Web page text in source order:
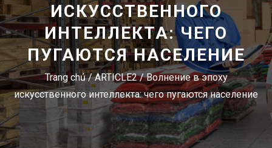
ИСКУССТВЕННОГО
ИНТЕЛЛЕКТА: ЧЕГО
ПУГАЮТСЯ НАСЕЛЕНИЕ
Trang chủ/ARTICLE2/Волнение в эпоху
искусственного интеллекта: чего пугаются население